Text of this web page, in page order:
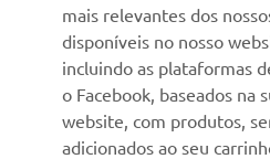
MAIS YAMAHA
SERVIÇO E SUPORTE
mais relevantes dos
disponíveis no nosso
incluindo as plataformas
o Facebook, baseados na
website, com produtos,
adicionados ao seu